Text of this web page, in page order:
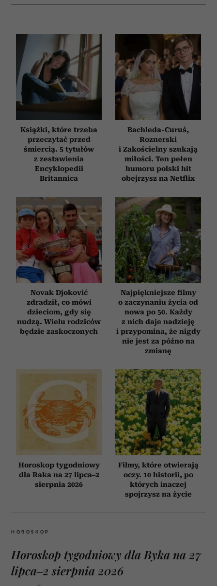
Książki, które trzeba
przeczytać przed
śmiercią. 5 tytułów
z zestawienia
Encyklopedii
Britannica
Bachleda-Curuś,
Roznerski
i Zakościelny szukają
miłości. Ten pełen
humoru polski hit
obejrzysz na Netflix
Novak Djoković
zdradził, co mówi
dzieciom, gdy się
nudzą. Wielu rodziców
będzie zaskoczonych
Najpiękniejsze filmy
o zaczynaniu życia od
nowa po 50. Każdy
z nich daje nadzieję
i przypomina, że nigdy
nie jest za późno na
zmianę
Horoskop tygodniowy
dla Raka na 27 lipca–2
sierpnia 2026
Filmy, które otwierają
oczy. 10 historii, po
których inaczej
spojrzysz na życie
HOROSKOP
Horoskop tygodniowy dla Byka na 27
lipca–2 sierpnia 2026